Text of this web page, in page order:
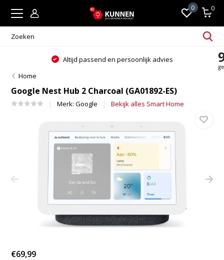
0 0
Altijd passend en persoonlijk advies
Home
Google Nest Hub 2 Charcoal (GA01892-ES)
Merk:Google Bekijk alles Smart Home
€69,99